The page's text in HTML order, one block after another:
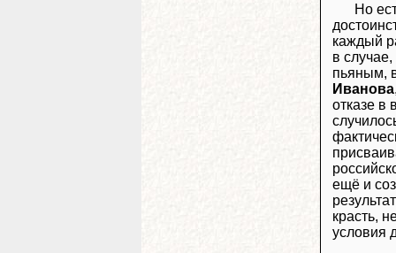
Но
каждый
в
пьяным,
Иванова
отказе в
ещё и
красть,
условия